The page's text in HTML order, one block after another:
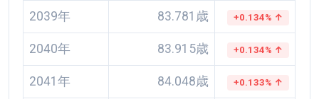
2039年 83.781歳 +0.134% ↑
2040年 83.915歳 +0.134% ↑
2041年 84.048歳 +0.133% ↑